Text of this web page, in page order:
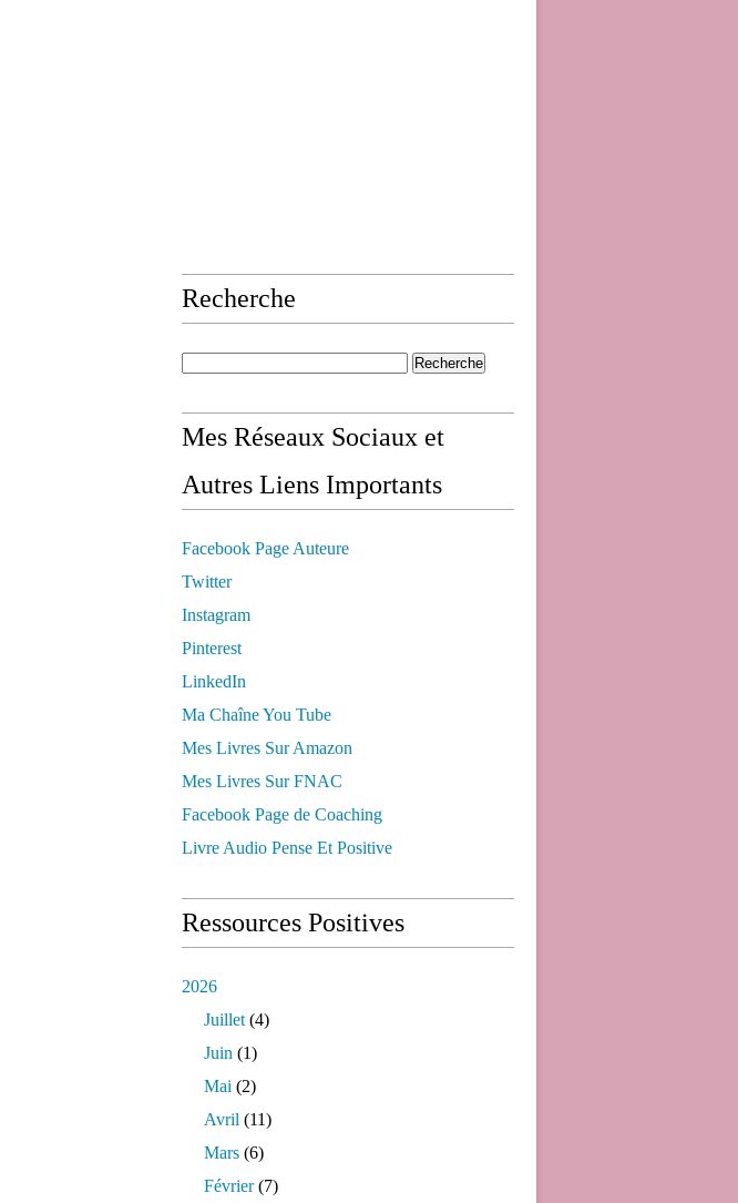
Recherche
Mes Réseaux Sociaux et
Autres Liens Importants
Facebook Page Auteure
Twitter
Instagram
Pinterest
LinkedIn
Ma Chaîne You Tube
Mes Livres Sur Amazon
Mes Livres Sur FNAC
Facebook Page de Coaching
Livre Audio Pense Et Positive
Ressources Positives
2026
Juillet (4)
Juin (1)
Mai (2)
Avril (11)
Mars (6)
Février(7)